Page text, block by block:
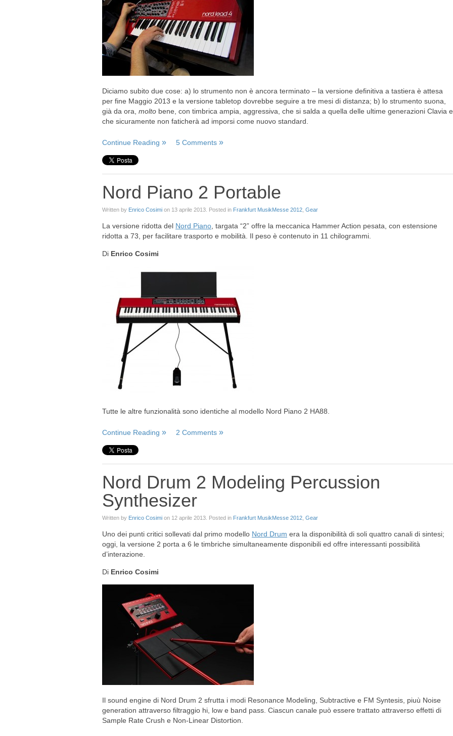
Diciamo subito due cose: a) lo strumento non è ancora terminato – la versione definitiva a tastiera è attesa
per fine Maggio 2013 e la versione tabletop dovrebbe seguire a tre mesi di distanza; b) lo strumento suona,
già da ora, molto bene, con timbrica ampia, aggressiva, che si salda a quella delle ultime generazioni Clavia e
che sicuramente non faticherà ad imporsi come nuovo standard.
Continue Reading 5 Comments
Nord Piano 2 Portable
Written by Enrico Cosimi on 13 aprile 2013 . Posted in Frankfurt MusikMesse 2012 Gear
La versione ridotta del Nord Piano , targata “2” offre la meccanica Hammer Action pesata, con estensione
ridotta a 73, per facilitare trasporto e mobilità. Il peso è contenuto in 11 chilogrammi.
Di Enrico Cosimi
Tutte le altre funzionalità sono identiche al modello Nord Piano 2 HA88.
Continue Reading 2 Comments
Nord Drum 2 Modeling Percussion
Synthesizer
Written by Enrico Cosimi on 12 aprile 2013 . Posted in Frankfurt MusikMesse 2012 Gear
Uno dei punti critici sollevati dal primo modello Nord Drum era la disponibilità di soli quattro canali di sintesi;
oggi, la versione 2 porta a 6 le timbriche simultaneamente disponibili ed offre interessanti possibilità
d’interazione.
Di Enrico Cosimi
Il sound engine di Nord Drum 2 sfrutta i modi Resonance Modeling, Subtractive e FM Syntesis, piuù Noise
generation attraverso filtraggio hi, low e band pass. Ciascun canale può essere trattato attraverso effetti di
Sample Rate Crush e Non-Linear Distortion.